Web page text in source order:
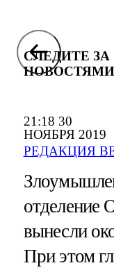
21:18 30
НОЯБРЯ 2019
РЕДАКЦИЯ
СЛЕДИТЕ ЗА
отделение
вынесли
При этом